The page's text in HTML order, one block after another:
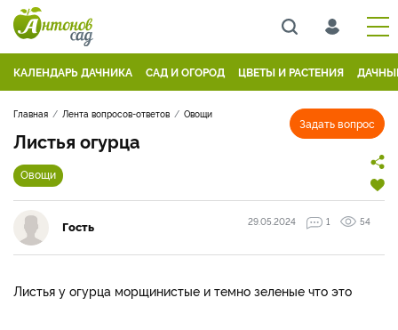
КАЛЕНДАРЬ ДАЧНИКА САД И ОГОРОД ЦВЕТЫ И РАСТЕНИЯ
Задать вопрос
Главная Лента вопросов-ответов Овощи
Листья огурца
Овощи
Гость 29.05.2024 1 54
Листья у огурца морщинистые и темно зеленые что это